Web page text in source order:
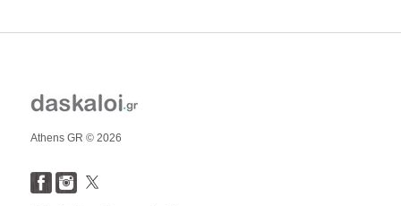
Athens GR © 2026